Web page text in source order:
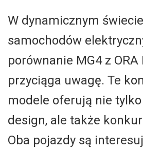
W dynamicznym
samochodów
porównanie MG4 z ORA
przyciąga uwagę. Te
modele oferują nie
design, ale także
Oba pojazdy są